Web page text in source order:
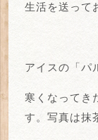
生活を送って
アイスの「パ
寒くなってき
す。写真は抹